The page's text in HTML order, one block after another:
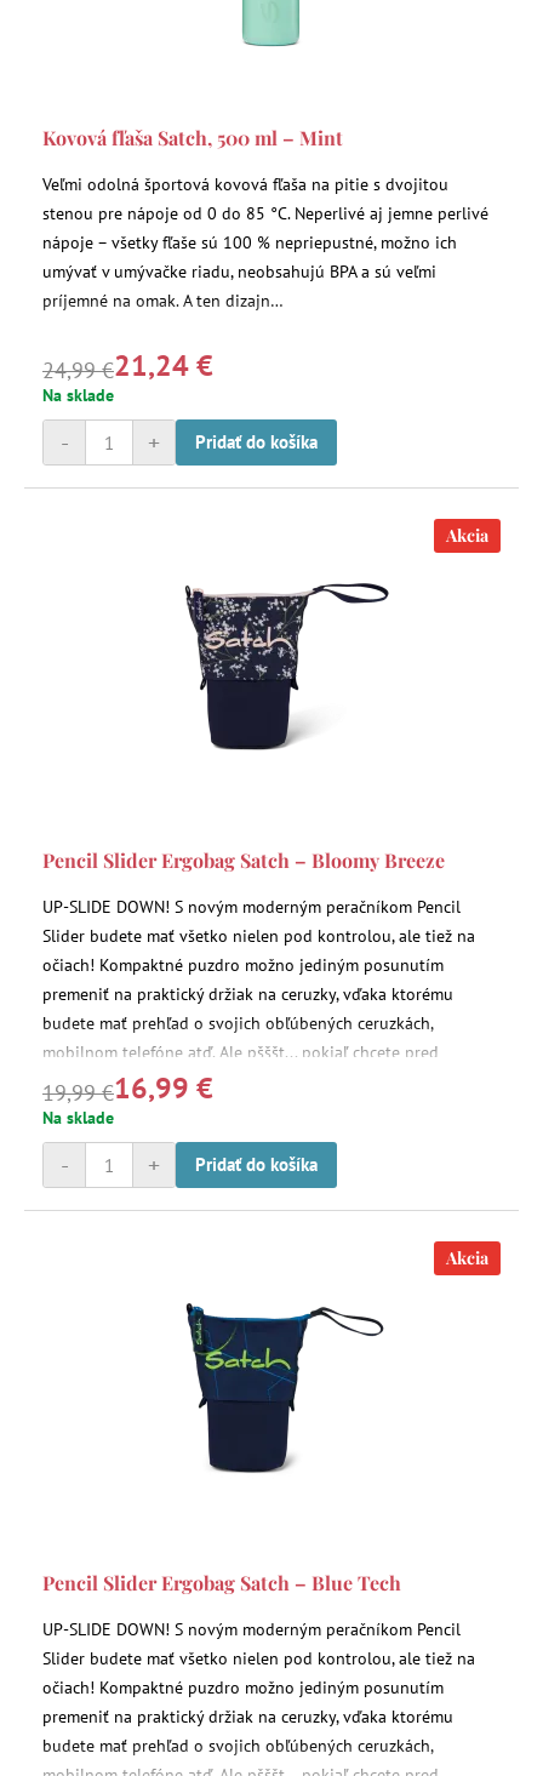
Kovová fľaša Satch, 500 ml – Mint
Veľmi odolná športová kovová fľaša na pitie s dvojitou
stenou pre nápoje od 0 do 85 °C. Neperlivé aj jemne perlivé
nápoje – všetky fľaše sú 100 % nepriepustné, možno ich
umývať v umývačke riadu, neobsahujú BPA a sú veľmi
príjemné na omak. A ten dizajn…
24,99 €21,24 €
Na sklade
+
- Pridať do košíka
Akcia
Pencil Slider Ergobag Satch – Bloomy Breeze
UP-SLIDE DOWN! S novým moderným peračníkom Pencil
Slider budete mať všetko nielen pod kontrolou, ale tiež na
očiach! Kompaktné puzdro možno jediným posunutím
premeniť na praktický držiak na ceruzky, vďaka ktorému
budete mať prehľad o svojich obľúbených ceruzkách,
mobilnom telefóne atď. Ale pšššt... pokiaľ chcete pred
ostatnými niečo skryť, môžete to jednoducho uschovať do
tajného vrecka.
19,99 €16,99 €
Na sklade
+
- Pridať do košíka
Akcia
Pencil Slider Ergobag Satch – Blue Tech
UP-SLIDE DOWN! S novým moderným peračníkom Pencil
Slider budete mať všetko nielen pod kontrolou, ale tiež na
očiach! Kompaktné puzdro možno jediným posunutím
premeniť na praktický držiak na ceruzky, vďaka ktorému
budete mať prehľad o svojich obľúbených ceruzkách,